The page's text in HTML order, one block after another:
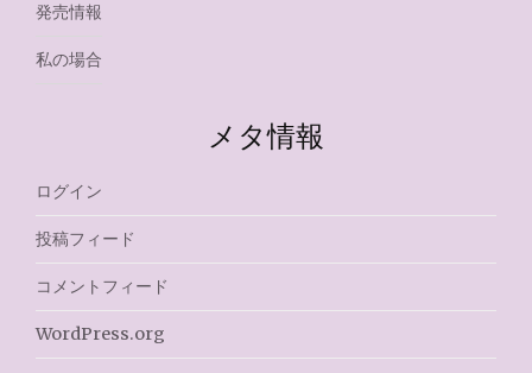
発売情報
私の場合
メタ情報
ログイン
投稿フィード
コメントフィード
WordPress.org